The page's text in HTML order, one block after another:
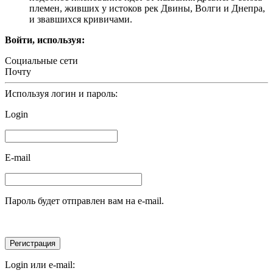
племен, живших у истоков рек Двины, Волги и Днепра,
и звавшихся кpивичами.
Войти, используя:
Социальные сети
Почту
Используя логин и пароль:
Login
E-mail
Пароль будет отправлен вам на e-mail.
Login или e-mail: